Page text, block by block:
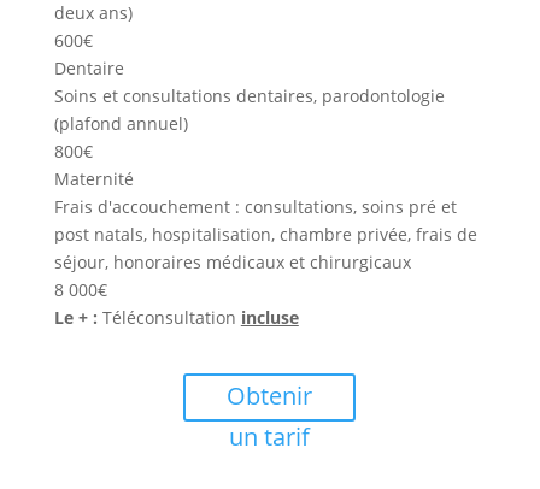
deux ans)
600€
Dentaire
Soins et consultations dentaires, parodontologie
(plafond annuel)
800€
Maternité
Frais d'accouchement : consultations, soins pré et
post natals, hospitalisation, chambre privée, frais de
séjour, honoraires médicaux et chirurgicaux
8 000€
Le + : Téléconsultation incluse
Obtenir
un tarif